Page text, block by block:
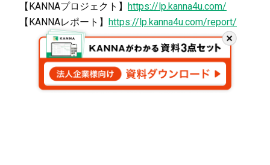
【KANNAプロジェクト】 https://lp.kanna4u.com/
【KANNAレポート】 https://lp.kanna4u.com/report/
閉